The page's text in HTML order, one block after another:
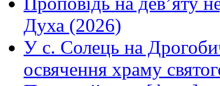
Духа (2026)
У с. Солець на
освячення храму